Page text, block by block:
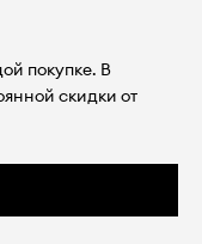
покупке. В
скидки от